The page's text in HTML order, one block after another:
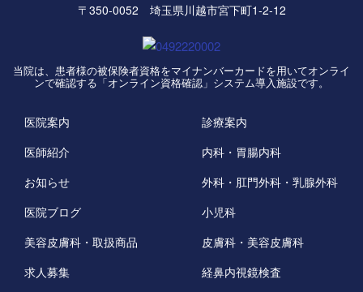
〒350-0052 埼玉県川越市宮下町1-2-12
当院は、患者様の被保険者資格をマイナンバーカードを用いてオンライ
ンで確認する「オンライン資格確認」システム導入施設です。
医院案内
医師紹介
お知らせ
医院ブログ
美容皮膚科・取扱商品
求人募集
診療案内
内科・胃腸内科
外科・肛門外科・乳腺外科
小児科
皮膚科・美容皮膚科
経鼻内視鏡検査